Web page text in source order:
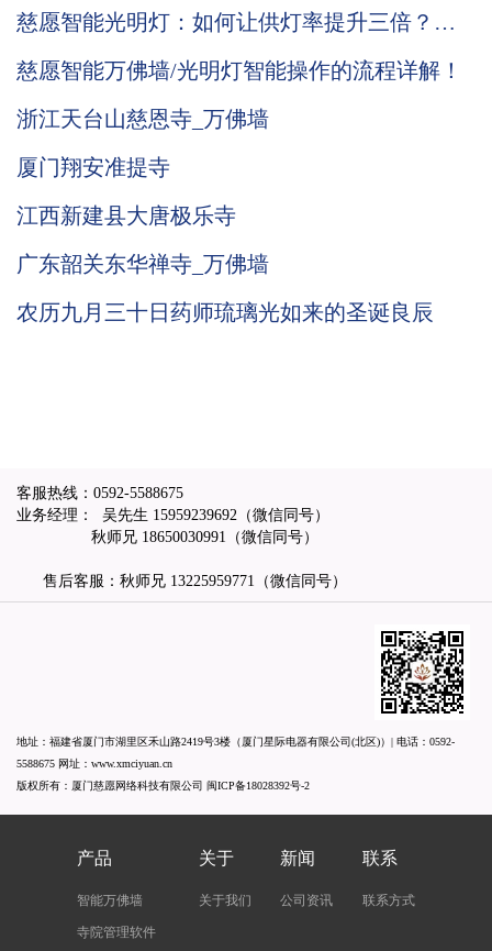
慈愿智能光明灯：如何让供灯率提升三倍？五
慈愿智能万佛墙/光明灯智能操作的流程详解！
浙江天台山慈恩寺_万佛墙
厦门翔安准提寺
江西新建县大唐极乐寺
广东韶关东华禅寺_万佛墙
农历九月三十日药师琉璃光如来的圣诞良辰
客服热线： 0592-5588675
业务经理： 吴先生 15959239692 （微信同号）
秋师兄 18650030991 （微信同号）
售后客服：秋师兄 13225959771 （微信同号）
地址：福建省厦门市湖里区禾山路2419号3楼（厦门星际电器有限公司(北区)）| 电话： 0592-
5588675 网址： www.xmciyuan.cn
版权所有：厦门慈愿网络科技有限公司 闽ICP备18028392号-2
产品
智能万佛墙
寺院管理软件
关于
关于我们
新闻
公司资讯
联系
联系方式